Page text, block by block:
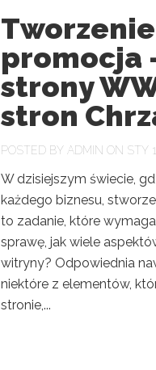
promocja
strony
stron
POSTED BY ADMIN ON STY
W dzisiejszym świecie,
każdego biznesu,
to zadanie, które
sprawę, jak wiele
witryny? Odpowiednia
niektóre z elementów,
stronie,...